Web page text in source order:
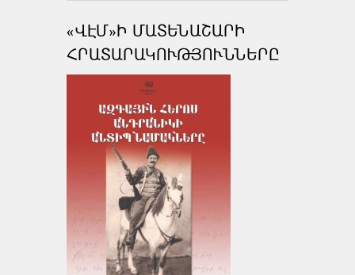
«ՎԷՄ»Ի ՄԱՏԵՆԱՇԱՐԻ
ՀՐԱՏԱՐԱԿՈՒԹՅՈՒՆՆԵՐԸ